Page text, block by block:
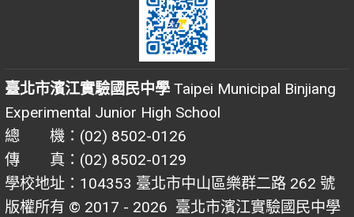
臺北市濱江實驗國民中學 Taipei Municipal Binjiang
Experimental Junior High School
總 機：(02) 8502-0126
傳 真：(02) 8502-0129
學校地址：104353 臺北市中山區樂群二路 262 號
版權所有 © 2017 - 2026 臺北市濱江實驗國民中學